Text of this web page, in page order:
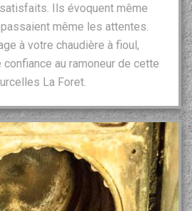
Ils évoquent même
même les attentes.
à votre chaudière à fioul,
confiance au ramoneur de cette
La Foret.